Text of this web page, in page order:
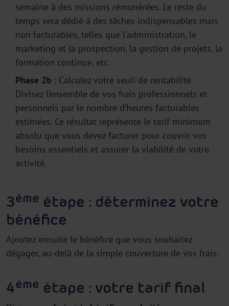
semaine à des missions rémunérées. Le reste du
temps sera dédié à des tâches indispensables mais
non facturables, telles que l'administration, le
marketing et la prospection, la gestion de projets, la
formation continue, etc.
Phase 2b : Calculez votre seuil de rentabilité.
Divisez l’ensemble de vos frais professionnels et
personnels par le nombre d’heures facturables
estimées. Ce résultat représente le tarif minimum
absolu que vous devez facturer pour couvrir vos
besoins essentiels et assurer la viabilité de votre
activité.
3ème étape : déterminez votre
bénéfice
Ajoutez ensuite le bénéfice que vous souhaitez
dégager, au-delà de la simple couverture de vos frais.
4ème étape : votre tarif final